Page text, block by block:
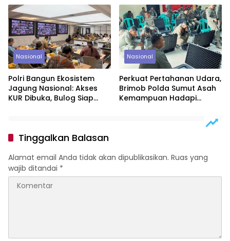
Nasional
Polri Bangun Ekosistem
Jagung Nasional: Akses
KUR Dibuka, Bulog Siap
Nasional
Perkuat Pertahanan Udara,
Brimob Polda Sumut Asah
Kemampuan Hadapi
Tinggalkan Balasan
Alamat email Anda tidak akan dipublikasikan. Ruas yang
wajib ditandai *